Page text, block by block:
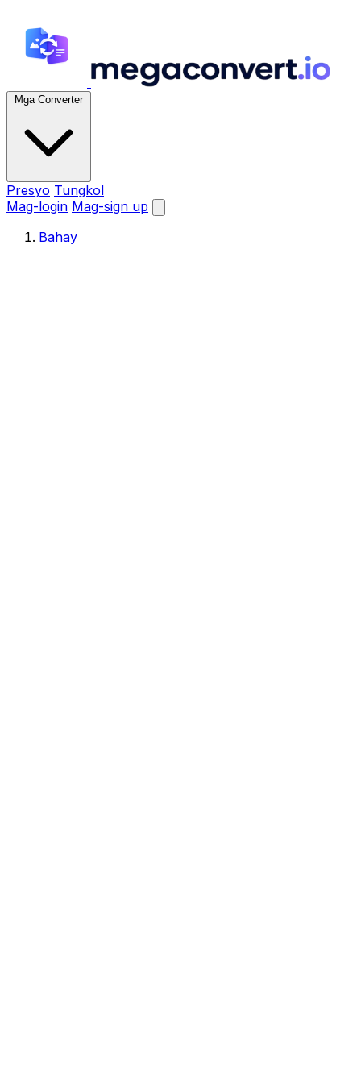
Mga Converter
Presyo Tungkol
Mag-login Mag-sign up
Bahay